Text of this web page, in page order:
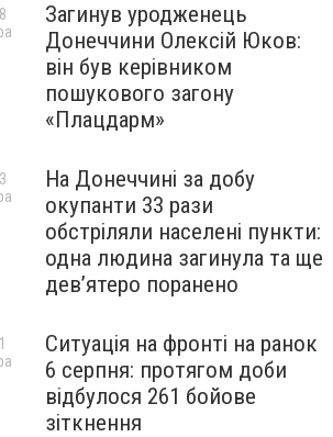
Загинув уродженець
Донеччини Олексій Юков:
він був керівником
пошукового загону
«Плацдарм»
На Донеччині за добу
окупанти 33 рази
обстріляли населені пункти:
одна людина загинула та ще
девʼятеро поранено
Ситуація на фронті на ранок
6 серпня: протягом доби
відбулося 261 бойове
зіткнення